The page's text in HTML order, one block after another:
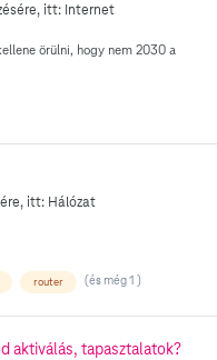
itt: Internet
örülni, hogy nem 2030 a
itt: Hálózat
router (és még 1 )
aktiválás, tapasztalatok?